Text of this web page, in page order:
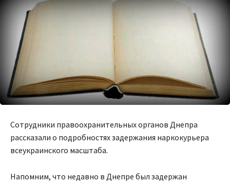
Сотрудники правоохранительных органов Днепра
рассказали о подробностях задержания наркокурьера
всеукраинского масштаба.
Напомним, что недавно в Днепре был задержан